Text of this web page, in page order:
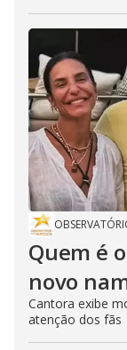
Quem é
novo
Cantora exibe
atenção dos fãs